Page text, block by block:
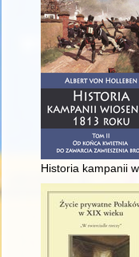
Historia kampanii